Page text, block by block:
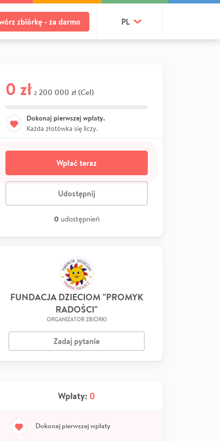
zbiórkę - za darmo PL
0 zł z 200 000 zł (Cel)
Dokonaj pierwszej wpłaty.
Każda złotówka się liczy.
Wpłać teraz
Udostępnij
0 udostępnień
FUNDACJA DZIECIOM "PROMYK
RADOŚCI"
ORGANIZATOR ZBIÓRKI
Zadaj pytanie
Wpłaty: 0
Dokonaj pierwszej wpłaty